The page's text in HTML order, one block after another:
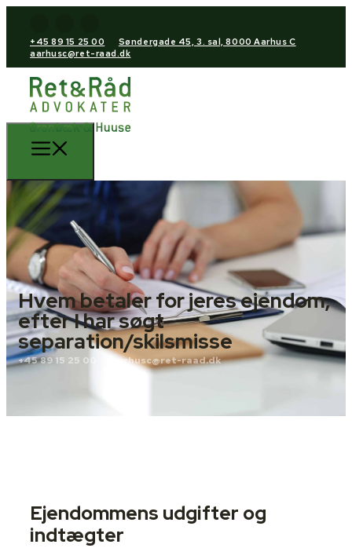
+45 89 15 25 00
Søndergade 45, 3. sal, 8000 Aarhus C
aarhusc@ret-raad.dk
Hvem betaler for jeres ejendom,
efter I har søgt
separation/skilsmisse
+45 89 15 25 00 aarhusc@ret-raad.dk
Ejendommens udgifter og
indtægter